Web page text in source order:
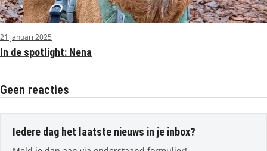
21 januari 2025
In de spotlight: Nena
Geen reacties
Iedere dag het laatste nieuws in je inbox?